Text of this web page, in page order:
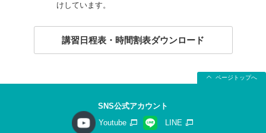
けしています。
講習日程表・時間割表ダウンロード
ページトップへ
SNS公式アカウント
Youtube
LINE